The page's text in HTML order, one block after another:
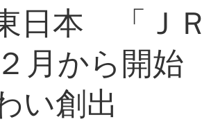
日本 「Ｊ
月から開始
い創出